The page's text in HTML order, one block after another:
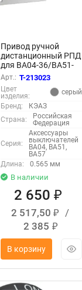
Привод ручной
дистанционный РПД
для ВА04-36/ВА51-
35/ВА57-35/ВА57-39
УХЛ3 КЭАЗ 110450
Арт.: T-213023
Цвет
изделия:
серый
Бренд:
КЭАЗ
Страна:
Российская
Федерация
Серия:
Аксессуары
выключателей
ВА04, ВА51,
ВА57
Длина:
0.565 мм
В наличии
2 650 ₽
2 517,50 ₽
/
2 385 ₽
В корзину